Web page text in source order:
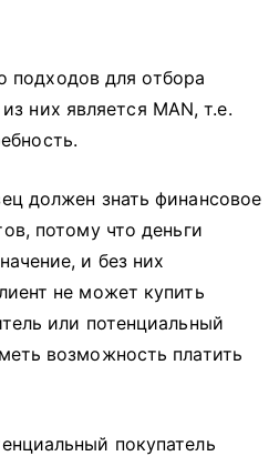
подходов для отбора
них является MAN, т.е.
должен знать финансовое
потому что деньги
и без них
не может купить
или потенциальный
возможность платить
покупатель